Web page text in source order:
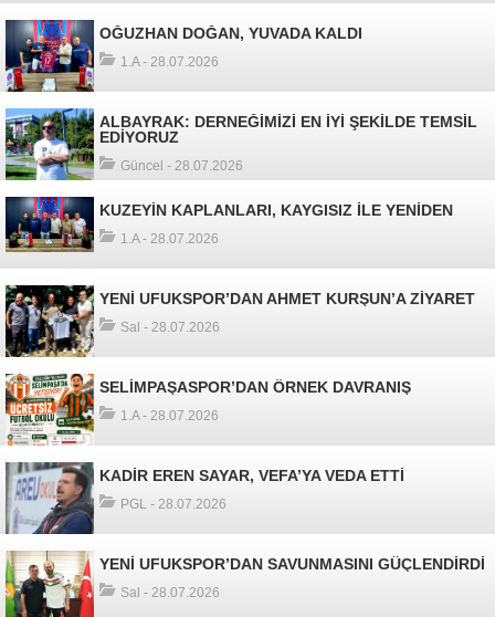
OĞUZHAN DOĞAN, YUVADA KALDI
1.A - 28.07.2026
ALBAYRAK: DERNEĞİMİZİ EN İYİ ŞEKİLDE TEMSİL
EDİYORUZ
Güncel - 28.07.2026
KUZEYİN KAPLANLARI, KAYGISIZ İLE YENİDEN
1.A - 28.07.2026
YENİ UFUKSPOR’DAN AHMET KURŞUN’A ZİYARET
Sal - 28.07.2026
SELİMPAŞASPOR’DAN ÖRNEK DAVRANIŞ
1.A - 28.07.2026
KADİR EREN SAYAR, VEFA’YA VEDA ETTİ
PGL - 28.07.2026
YENİ UFUKSPOR’DAN SAVUNMASINI GÜÇLENDİRDİ
Sal - 28.07.2026